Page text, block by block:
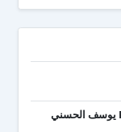
تحميل كتاب عقدك النفسية سجنك الأبدي PDF يوسف الحسني